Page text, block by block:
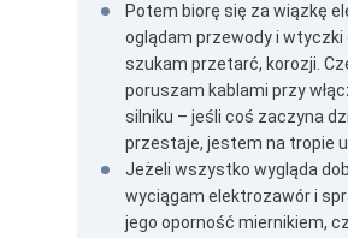
Potem biorę się za wiązkę
oglądam przewody i wtyczki
szukam przetarć, korozji.
poruszam kablami przy
silniku – jeśli coś zaczyna
przestaje, jestem na tropie
Jeżeli wszystko wygląda
wyciągam elektrozawór i
jego oporność miernikiem,